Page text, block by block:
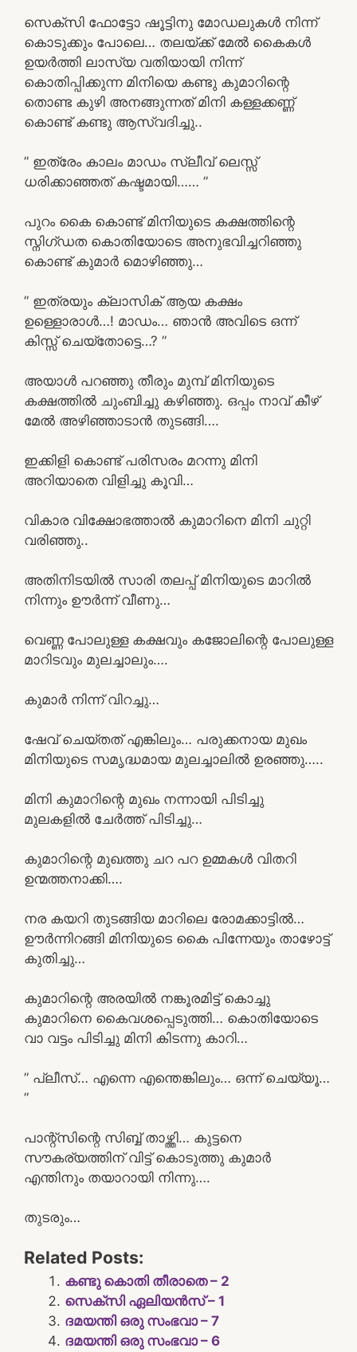
സെക്സി ഫോട്ടോ ഷൂട്ടിനു മോഡലുകൾ നിന്ന്
കൊടുക്കും പോലെ… തലയ്ക്ക് മേൽ കൈകൾ
ഉയർത്തി ലാസ്യ വതിയായി നിന്ന്
കൊതിപ്പിക്കുന്ന മിനിയെ കണ്ടു കുമാറിന്റെ
തൊണ്ട കുഴി അനങ്ങുന്നത് മിനി കള്ളക്കണ്ണ്
കൊണ്ട് കണ്ടു ആസ്വദിച്ചു..
” ഇത്രേം കാലം മാഡം സ്ലീവ് ലെസ്സ്
ധരിക്കാഞ്ഞത് കഷ്ടമായി…… ”
പുറം കൈ കൊണ്ട് മിനിയുടെ കക്ഷത്തിന്റെ
സ്നിഗ്ഡത കൊതിയോടെ അനുഭവിച്ചറിഞ്ഞു
കൊണ്ട് കുമാർ മൊഴിഞ്ഞു…
” ഇത്രയും ക്ലാസിക് ആയ കക്ഷം
ഉള്ളൊരാൾ…! മാഡം… ഞാൻ അവിടെ ഒന്ന്
കിസ്സ് ചെയ്തോട്ടെ…? ”
അയാൾ പറഞ്ഞു തീരും മുമ്പ് മിനിയുടെ
കക്ഷത്തിൽ ചുംബിച്ചു കഴിഞ്ഞു. ഒപ്പം നാവ് കീഴ്
മേൽ അഴിഞ്ഞാടാൻ തുടങ്ങി….
ഇക്കിളി കൊണ്ട് പരിസരം മറന്നു മിനി
അറിയാതെ വിളിച്ചു കൂവി…
വികാര വിക്ഷോഭത്താൽ കുമാറിനെ മിനി ചുറ്റി
വരിഞ്ഞു..
അതിനിടയിൽ സാരി തലപ്പ് മിനിയുടെ മാറിൽ
നിന്നും ഊർന്ന് വീണു…
വെണ്ണ പോലുള്ള കക്ഷവും കജോലിന്റെ പോലുള്ള
മാറിടവും മുലച്ചാലും….
കുമാർ നിന്ന് വിറച്ചു…
ഷേവ് ചെയ്തത് എങ്കിലും… പരുക്കനായ മുഖം
മിനിയുടെ സമൃദ്ധമായ മുലച്ചാലിൽ ഉരഞ്ഞു…..
മിനി കുമാറിന്റെ മുഖം നന്നായി പിടിച്ചു
മുലകളിൽ ചേർത്ത് പിടിച്ചു…
കുമാറിന്റെ മുഖത്തു ചറ പറ ഉമ്മകൾ വിതറി
ഉന്മത്തനാക്കി….
നര കയറി തുടങ്ങിയ മാറിലെ രോമക്കാട്ടിൽ…
ഊർന്നിറങ്ങി മിനിയുടെ കൈ പിന്നേയും താഴോട്ട്
കുതിച്ചു…
കുമാറിന്റെ അരയിൽ നങ്കൂരമിട്ട് കൊച്ചു
കുമാറിനെ കൈവശപ്പെടുത്തി… കൊതിയോടെ
വാ വട്ടം പിടിച്ചു മിനി കിടന്നു കാറി…
” പ്ലീസ്… എന്നെ എന്തെങ്കിലും… ഒന്ന് ചെയ്യൂ…
”
പാന്റ്സിന്റെ സിബ്ബ് താഴ്ത്തി… കുട്ടനെ
സൗകര്യത്തിന് വിട്ട് കൊടുത്തു കുമാർ
എന്തിനും തയാറായി നിന്നു….
തുടരും…
Related Posts:
കണ്ടു കൊതി തീരാതെ – 2
സെക്സി ഏലിയൻസ് – 1
ദമയന്തി ഒരു സംഭവാ – 7
ദമയന്തി ഒരു സംഭവാ – 6